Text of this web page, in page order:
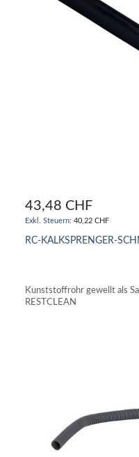
43,48 CHF
40,22 CHF
RC-KALKSPRENGER-
Kunststoffrohr gewellt als
RESTCLEAN